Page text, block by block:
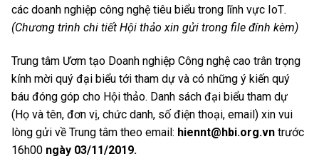
các doanh nghiệp công nghệ tiêu biểu trong lĩnh vực IoT.
(Chương trình chi tiết Hội thảo xin gửi trong file đính kèm)
Trung tâm Ươm tạo Doanh nghiệp Công nghệ cao trân trọng
kính mời quý đại biểu tới tham dự và có những ý kiến quý
báu đóng góp cho Hội thảo. Danh sách đại biểu tham dự
(Họ và tên, đơn vị, chức danh, số điện thoại, email) xin vui
lòng gửi về Trung tâm theo email: hiennt@hbi.org.vn trước
16h00 ngày 03/11/2019.